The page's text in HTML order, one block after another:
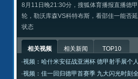
8月11日晚21:30分，搜狐体育播报直播德
轮，勒沃库森VS科特布斯，看邵佳一能否
状态
相关视频 相关新闻
TOP10
·视频：哈什米安征战亚洲杯 德甲射手展个
·视频：佳一回归德甲首赛季 九大闪光时刻